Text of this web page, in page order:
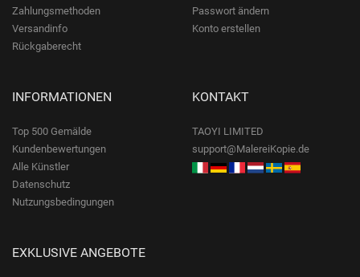
Zahlungsmethoden
Versandinfo
Rückgaberecht
Passwort ändern
Konto erstellen
INFORMATIONEN
Top 500 Gemälde
Kundenbewertungen
Alle Künstler
Datenschutz
Nutzungsbedingungen
KONTAKT
TAOYI LIMITED
support@MalereiKopie.de
EXKLUSIVE ANGEBOTE